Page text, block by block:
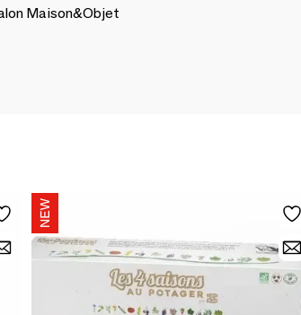
Maison&Objet